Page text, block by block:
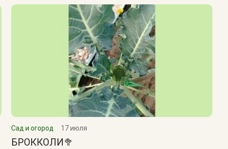
Сад и огород 17 июля
БРОККОЛИ🥦